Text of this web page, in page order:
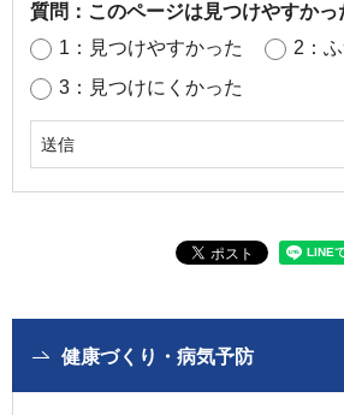
質問：このページは見つけやすかっ
1：見つけやすかった
2：
3：見つけにくかった
健康づくり・病気予防